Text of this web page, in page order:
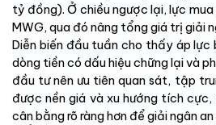
tỷ đồng). Ở chiều ngược lại, lực mua
MWG, qua đó nâng tổng giá trị giải
Diễn biến đầu tuần cho thấy áp lực
dòng tiền có dấu hiệu chững lại và
đầu tư nên ưu tiên quan sát, tập
được nền giá và xu hướng tích
cân bằng rõ ràng hơn để giải ngân